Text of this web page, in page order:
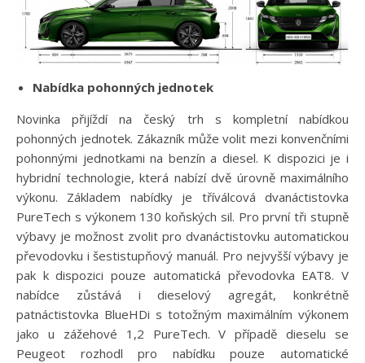
Nabídka pohonných jednotek
Novinka přijíždí na český trh s kompletní nabídkou
pohonných jednotek. Zákazník může volit mezi konvenčními
pohonnými jednotkami na benzín a diesel. K dispozici je i
hybridní technologie, která nabízí dvě úrovně maximálního
výkonu. Základem nabídky je tříválcová dvanáctistovka
PureTech s výkonem 130 koňských sil. Pro první tři stupně
výbavy je možnost zvolit pro dvanáctistovku automatickou
převodovku i šestistupňový manuál. Pro nejvyšší výbavy je
pak k dispozici pouze automatická převodovka EAT8. V
nabídce zůstává i dieselový agregát, konkrétně
patnáctistovka BlueHDi s totožným maximálním výkonem
jako u zážehové 1,2 PureTech. V případě dieselu se
Peugeot rozhodl pro nabídku pouze automatické